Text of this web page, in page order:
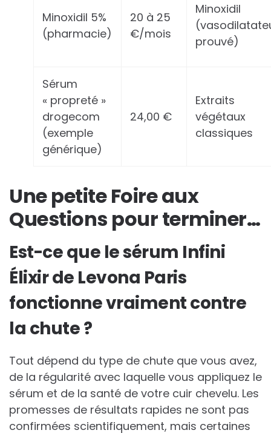
Minoxidil 5%
(pharmacie)
20 à 25
€/mois
Minoxidil
prouvé)
Sérum
« propreté »
drogecom
(exemple
générique)
24,00 €
Extraits
végétaux
classiques
Une petite Foire aux
Questions pour terminer…
Est-ce que le sérum Infini
Élixir de Levona Paris
fonctionne vraiment contre
la chute ?
Tout dépend du type de chute que vous avez,
de la régularité avec laquelle vous appliquez le
sérum et de la santé de votre cuir chevelu. Les
promesses de résultats rapides ne sont pas
confirmées scientifiquement, mais certaines